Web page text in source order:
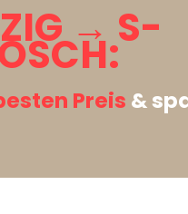
→ S-
Preis &